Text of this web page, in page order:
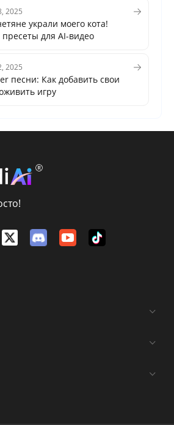
2025
украли моего кота!
для AI-видео
2025
песни: Как добавить свои
игру